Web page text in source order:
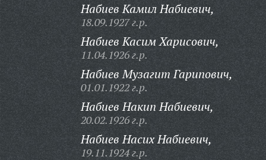
Набиев Камил Набиевич,
18.09.1927 г.р.
Набиев Касим Харисович,
11.04.1926 г.р.
Набиев Музагит Гарипович,
01.01.1922 г.р.
Набиев Накип Набиевич,
20.02.1926 г.р.
Набиев Насих Набиевич,
19.11.1924 г.р.